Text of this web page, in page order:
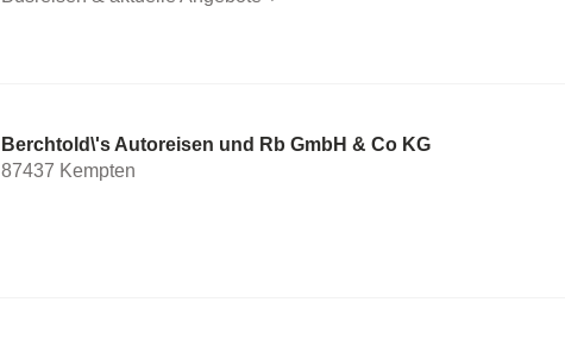
Berchtold\'s Autoreisen und Rb GmbH & Co KG
87437 Kempten